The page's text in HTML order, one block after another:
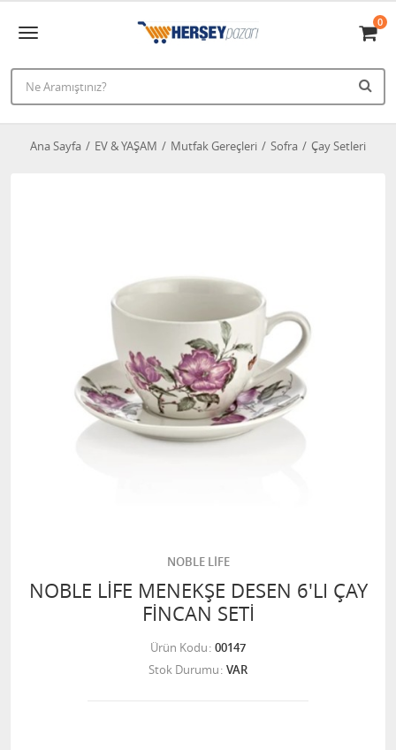
0
Ana Sayfa EV & YAŞAM Mutfak Gereçleri Sofra Çay Setleri
NOBLE LİFE
NOBLE LİFE MENEKŞE DESEN 6'LI ÇAY
FİNCAN SETİ
Ürün Kodu 00147
Stok Durumu VAR